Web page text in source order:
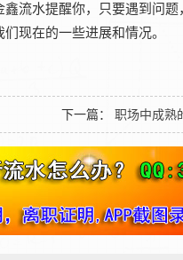
流水提醒你，只要遇到问题
现在的一些进展和情况。
下一篇： 职场中成熟